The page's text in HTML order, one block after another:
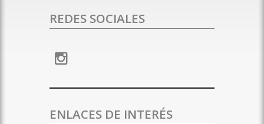
REDES SOCIALES
ENLACES DE INTERÉS